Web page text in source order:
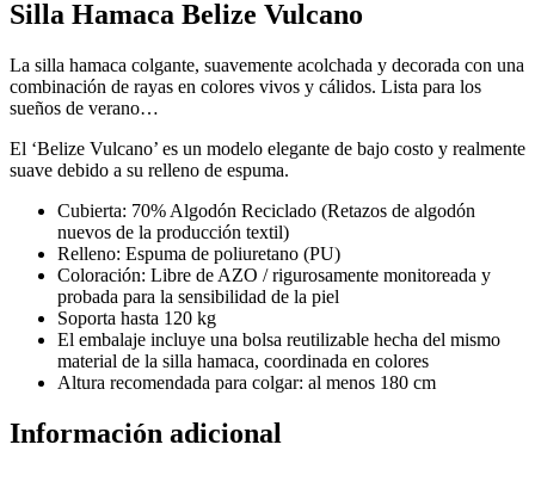
Silla Hamaca Belize Vulcano
La silla hamaca colgante, suavemente acolchada y decorada con una
combinación de rayas en colores vivos y cálidos. Lista para los
sueños de verano…
El ‘Belize Vulcano’ es un modelo elegante de bajo costo y realmente
suave debido a su relleno de espuma.
Cubierta: 70% Algodón Reciclado (Retazos de algodón
nuevos de la producción textil)
Relleno: Espuma de poliuretano (PU)
Coloración: Libre de AZO / rigurosamente monitoreada y
probada para la sensibilidad de la piel
Soporta hasta 120 kg
El embalaje incluye una bolsa reutilizable hecha del mismo
material de la silla hamaca, coordinada en colores
Altura recomendada para colgar: al menos 180 cm
Información adicional